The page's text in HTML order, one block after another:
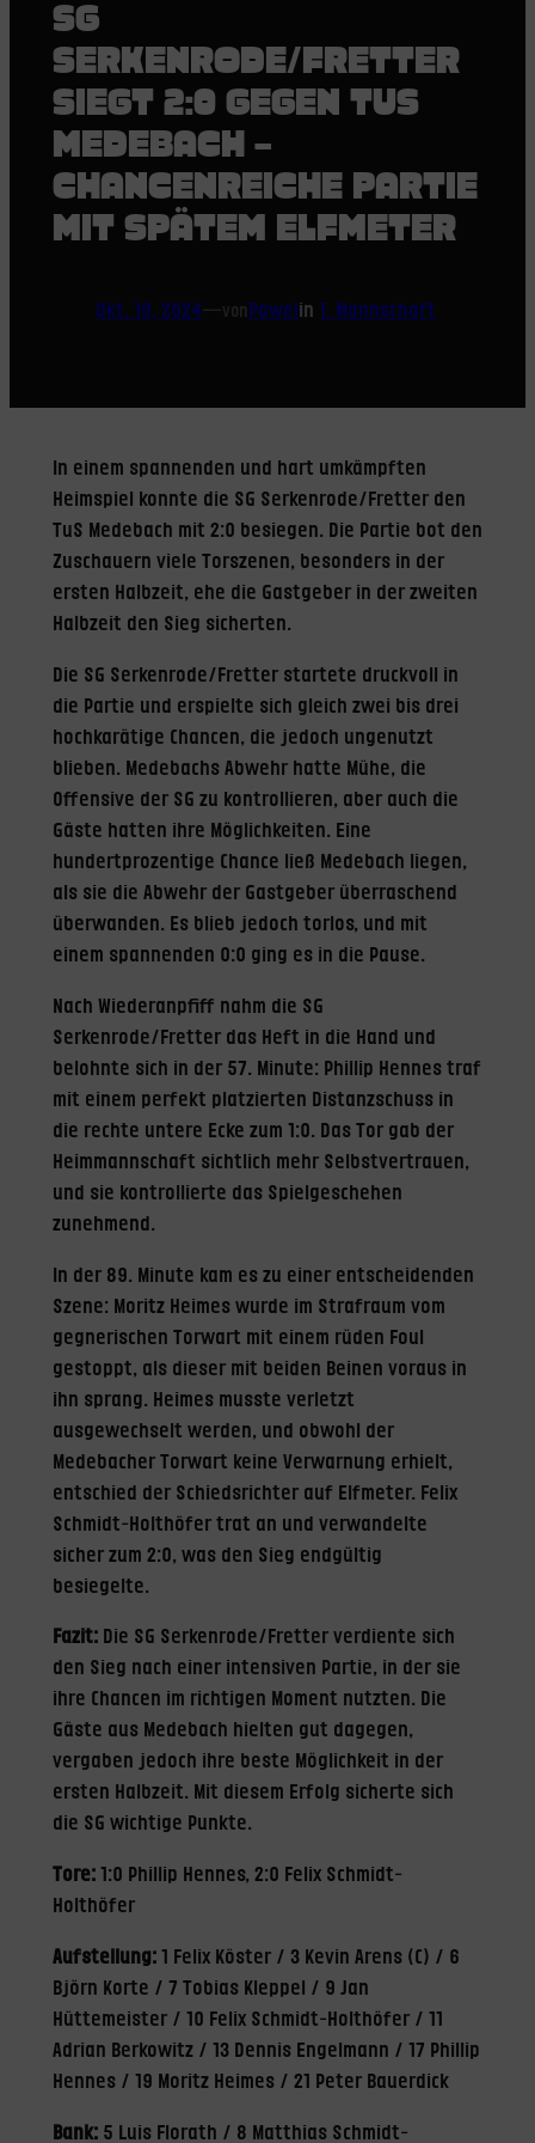
SG
SERKENRODE/FRETTER
SIEGT 2:0 GEGEN TUS
MEDEBACH –
CHANCENREICHE PARTIE
MIT SPÄTEM ELFMETER
Okt. 10, 2024—vonPawelin 1. Mannschaft
In einem spannenden und hart umkämpften
Heimspiel konnte die SG Serkenrode/Fretter den
TuS Medebach mit 2:0 besiegen. Die Partie bot den
Zuschauern viele Torszenen, besonders in der
ersten Halbzeit, ehe die Gastgeber in der zweiten
Halbzeit den Sieg sicherten.
Die SG Serkenrode/Fretter startete druckvoll in
die Partie und erspielte sich gleich zwei bis drei
hochkarätige Chancen, die jedoch ungenutzt
blieben. Medebachs Abwehr hatte Mühe, die
Offensive der SG zu kontrollieren, aber auch die
Gäste hatten ihre Möglichkeiten. Eine
hundertprozentige Chance ließ Medebach liegen,
als sie die Abwehr der Gastgeber überraschend
überwanden. Es blieb jedoch torlos, und mit
einem spannenden 0:0 ging es in die Pause.
Nach Wiederanpfiff nahm die SG
Serkenrode/Fretter das Heft in die Hand und
belohnte sich in der 57. Minute: Phillip Hennes traf
mit einem perfekt platzierten Distanzschuss in
die rechte untere Ecke zum 1:0. Das Tor gab der
Heimmannschaft sichtlich mehr Selbstvertrauen,
und sie kontrollierte das Spielgeschehen
zunehmend.
In der 89. Minute kam es zu einer entscheidenden
Szene: Moritz Heimes wurde im Strafraum vom
gegnerischen Torwart mit einem rüden Foul
gestoppt, als dieser mit beiden Beinen voraus in
ihn sprang. Heimes musste verletzt
ausgewechselt werden, und obwohl der
Medebacher Torwart keine Verwarnung erhielt,
entschied der Schiedsrichter auf Elfmeter. Felix
Schmidt-Holthöfer trat an und verwandelte
sicher zum 2:0, was den Sieg endgültig
besiegelte.
Fazit:Die SG Serkenrode/Fretter verdiente sich
den Sieg nach einer intensiven Partie, in der sie
ihre Chancen im richtigen Moment nutzten. Die
Gäste aus Medebach hielten gut dagegen,
vergaben jedoch ihre beste Möglichkeit in der
ersten Halbzeit. Mit diesem Erfolg sicherte sich
die SG wichtige Punkte.
Tore:1:0 Phillip Hennes, 2:0 Felix Schmidt-
Holthöfer
Aufstellung:1 Felix Köster / 3 Kevin Arens (C) / 6
Björn Korte / 7 Tobias Kleppel / 9 Jan
Hüttemeister / 10 Felix Schmidt-Holthöfer / 11
Adrian Berkowitz / 13 Dennis Engelmann / 17 Phillip
Hennes / 19 Moritz Heimes / 21 Peter Bauerdick
Bank:5 Luis Florath / 8 Matthias Schmidt-